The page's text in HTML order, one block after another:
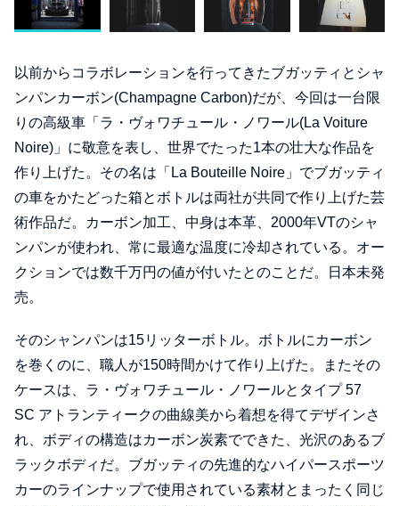
以前からコラボレーションを行ってきたブガッティとシャ
ンパンカーボン(Champagne Carbon)だが、今回は一台限
りの高級車「ラ・ヴォワチュール・ノワール(La Voiture
Noire)」に敬意を表し、世界でたった1本の壮大な作品を
作り上げた。その名は「La Bouteille Noire」でブガッティ
の車をかたどった箱とボトルは両社が共同で作り上げた芸
術作品だ。カーボン加工、中身は本革、2000年VTのシャ
ンパンが使われ、常に最適な温度に冷却されている。オー
クションでは数千万円の値が付いたとのことだ。日本未発
売。
そのシャンパンは15リッターボトル。ボトルにカーボン
を巻くのに、職人が150時間かけて作り上げた。またその
ケースは、ラ・ヴォワチュール・ノワールとタイプ 57
SC アトランティークの曲線美から着想を得てデザインさ
れ、ボディの構造はカーボン炭素でできた、光沢のあるブ
ラックボディだ。ブガッティの先進的なハイパースポーツ
カーのラインナップで使用されている素材とまったく同じ